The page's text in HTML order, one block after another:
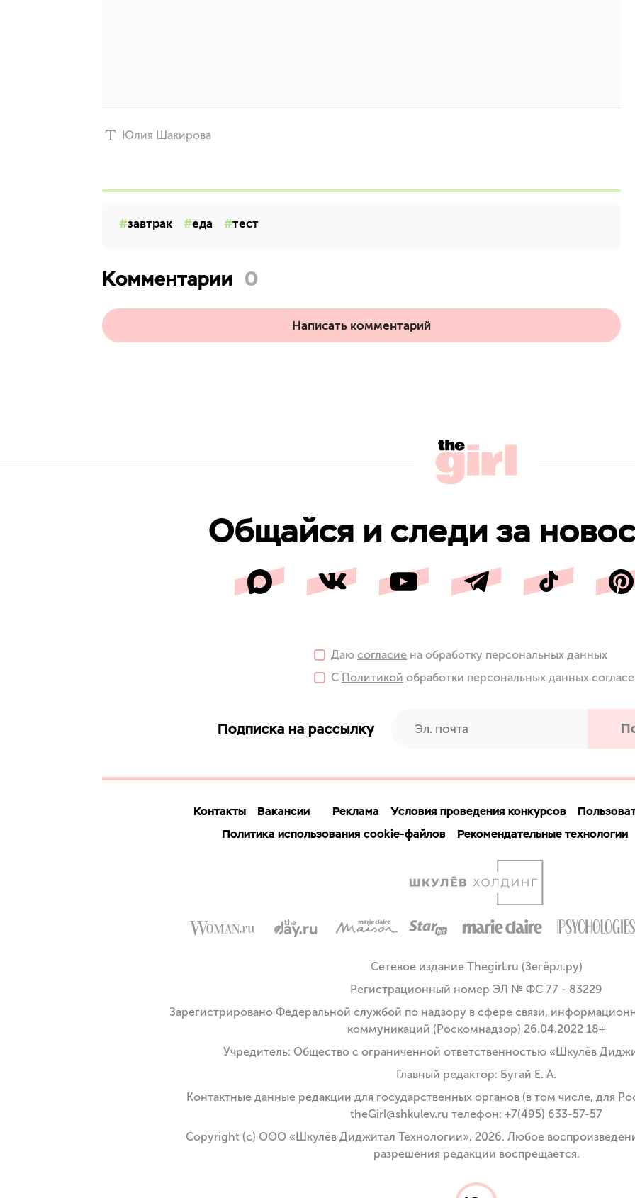
Юлия Шакирова
завтрак еда тест
Комментарии 0
Написать комментарий
Общайся и следи за
Даю согласие на обработку персональных данных
С Политикой обработки персональных данных
Подписка на рассылку
Контакты Вакансии Реклама Условия проведения конкурсов
Политика использования cookie-файлов
Рекомендательные технологии
Сетевое издание Thegirl.ru (Зегёрл.ру)
Регистрационный номер ЭЛ № ФС 77 - 83229
Зарегистрировано Федеральной службой по надзору в сфере связи,
коммуникаций (Роскомнадзор) 26.04.2022 18+
Учредитель: Общество с ограниченной ответственностью «Шкулёв
Главный редактор: Бугай Е. А.
Контактные данные редакции для государственных органов (в том числе, для
theGirl@shkulev.ru телефон: +7(495) 633-57-57
Copyright (с) ООО «Шкулёв Диджитал Технологии», 2026. Любое
разрешения редакции воспрещается.